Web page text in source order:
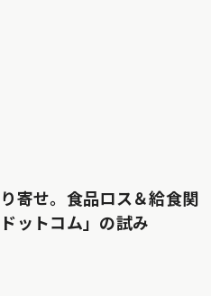
寄せ。食品ロス＆給食関
ットコム」の試み